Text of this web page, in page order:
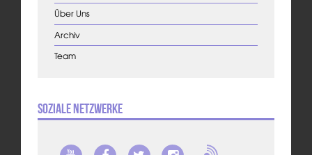
Über Uns
Archiv
Team
Soziale Netzwerke